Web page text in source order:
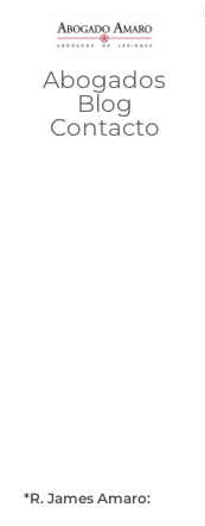
Abogados
Blog
Contacto
*R. James Amaro: